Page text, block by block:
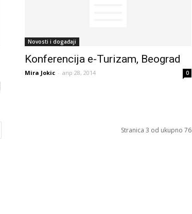
Novosti i događaji
Konferencija e-Turizam, Beograd
Mira Jokic - апр 28, 2014 0
Stranica 3 od ukupno 76